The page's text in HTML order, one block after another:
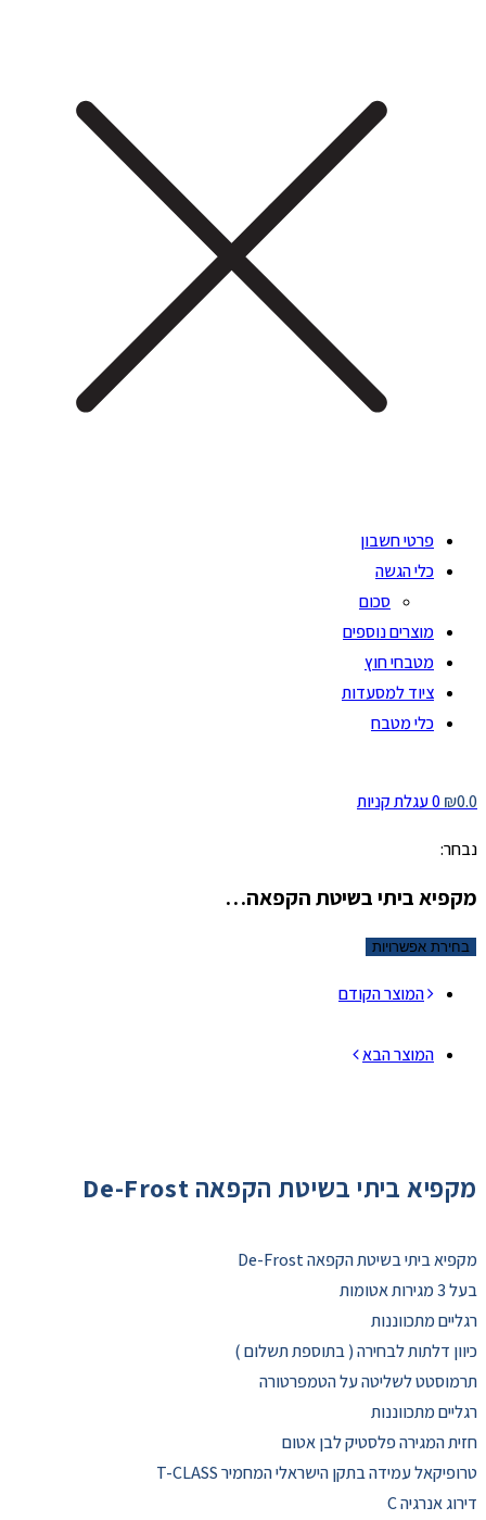
פרטי חשבון
כלי הגשה
סכום
מוצרים נוספים
מטבחי חוץ
ציוד למסעדות
כלי מטבח
₪0.0
0 עגלת קניות
נבחר:
מקפיא ביתי בשיטת הקפאה…
בחירת אפשרויות
המוצר הקודם
המוצר הבא
מקפיא ביתי בשיטת הקפאה De-Frost
מקפיא ביתי בשיטת הקפאה De-Frost
בעל 3 מגירות אטומות
רגליים מתכווננות
כיוון דלתות לבחירה ( בתוספת תשלום )
תרמוסטט לשליטה על הטמפרטורה
רגליים מתכווננות
חזית המגירה פלסטיק לבן אטום
טרופיקאל עמידה בתקן הישראלי המחמיר T-CLASS
דירוג אנרגיה C